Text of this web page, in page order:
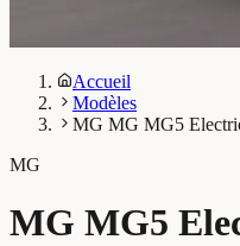
Accueil
Modèles
MG MG MG5
MG
MG MG5